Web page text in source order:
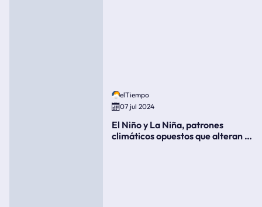
elTiempo
07 jul 2024
El Niño y La Niña, patrones
climáticos opuestos que alteran la